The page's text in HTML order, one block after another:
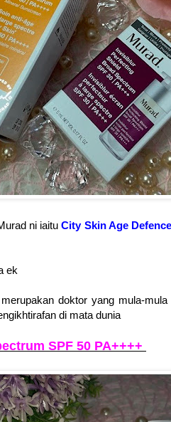
ni iaituCity Skin Age
ek
doktor yang mula-
di mata dunia
SPF 50 PA++++